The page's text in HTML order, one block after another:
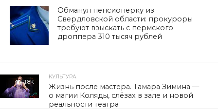
Обманул пенсионерку из
Свердловской области: прокуроры
требуют взыскать с пермского
дроппера 310 тысяч рублей
1.8K
КУЛЬТУРА
Жизнь после мастера. Тамара Зимина —
о магии Коляды, слёзах в зале и новой
реальности театра